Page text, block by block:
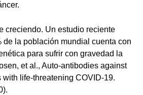
creciendo. Un estudio reciente
de la población mundial cuenta con
para sufrir con gravedad la
et al., Auto-antibodies against
with life-threatening COVID-19.